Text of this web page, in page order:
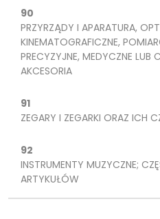
90
PRZYRZĄDY I APARATURA,
KINEMATOGRAFICZNE,
PRECYZYJNE, MEDYCZNE LUB
AKCESORIA
91
ZEGARY I ZEGARKI ORAZ ICH
92
INSTRUMENTY MUZYCZNE;
ARTYKUŁÓW